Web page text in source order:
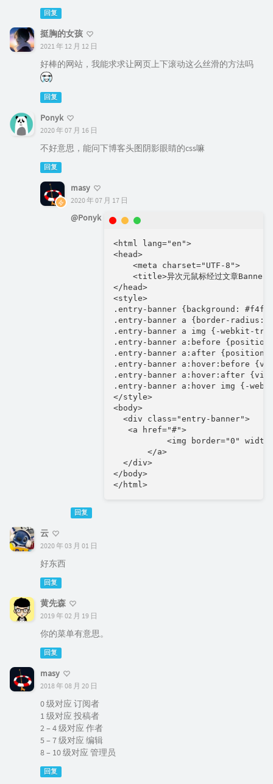
回复
挺胸的女孩
2021 年 12 月 12 日
好棒的网站，我能求求让网页上下滚动这么丝滑的方法吗
回复
Ponyk
2020 年 07 月 16 日
不好意思，能问下博客头图阴影眼睛的css嘛
回复
masy
2020 年 07 月 17 日
@Ponyk
<html lang="en">
<head>
    <meta charset="UTF-8">
<title>异次元鼠标经过文章Banner
</head>
<style>
.entry-banner {background:
.entry-banner a {border-radius:
.entry-banner a img {-
.entry-banner a:before
.entry-banner a:after {position:
.entry-banner a:hover:before
.entry-banner a:hover:after
.entry-banner a:hover img {-
</style>
<body>
  <div class="entry-banner">
   <a href="#">
<img border="0"
       </a>
  </div>
</body>
</html>
回复
云
2020 年 03 月 01 日
好东西
回复
黄先森
2019 年 02 月 19 日
你的菜单有意思。
回复
masy
2018 年 08 月 20 日
0 级对应 订阅者
1 级对应 投稿者
2 – 4 级对应 作者
5 – 7 级对应 编辑
8 – 10 级对应 管理员
回复